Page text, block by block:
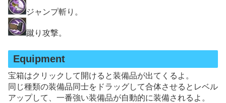
ジャンプ斬り。
蹴り攻撃。
Equipment
宝箱はクリックして開けると装備品が出てくるよ。
同じ種類の装備品同士をドラッグして合体させるとレベル
アップして、一番強い装備品が自動的に装備されるよ。